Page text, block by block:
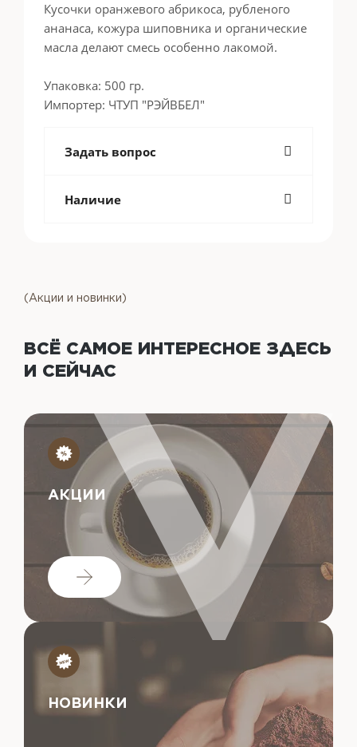
Кусочки оранжевого абрикоса, рубленого
ананаса, кожура шиповника и органические
масла делают смесь особенно лакомой.
Упаковка: 500 гр.
Импортер: ЧТУП "РЭЙВБЕЛ"
Задать вопрос
Наличие
(Акции и новинки)
ВСЁ САМОЕ ИНТЕРЕСНОЕ ЗДЕСЬ
И СЕЙЧАС
АКЦИИ
НОВИНКИ